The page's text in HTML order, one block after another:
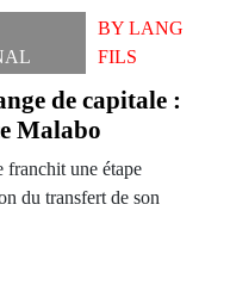
BYLANG
FILS
de capitale :
Malabo
franchit une étape
du transfert de son